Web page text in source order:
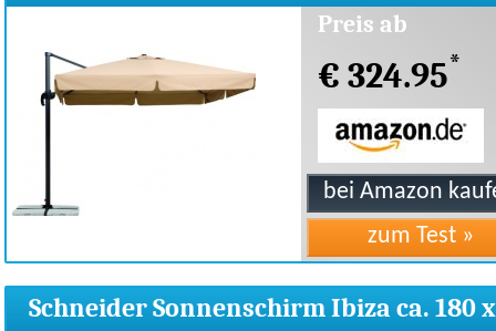
Preis ab
€ 324.95*
Schneider Sonnenschirm Ibiza ca. 180 x